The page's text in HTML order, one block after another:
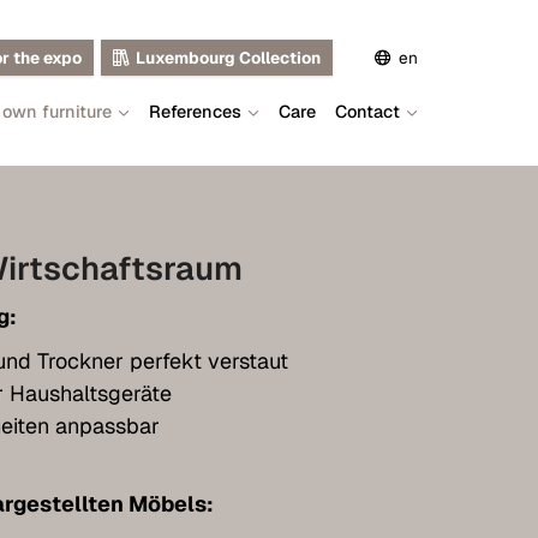
the expo Luxembourg Collection en
de
fr
furniture References Care Contact
Trockner perfekt verstaut
anpassbar
Möbels: